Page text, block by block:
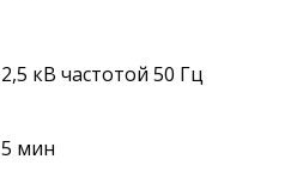
2,5 кВ частотой 50 Гц
5 мин